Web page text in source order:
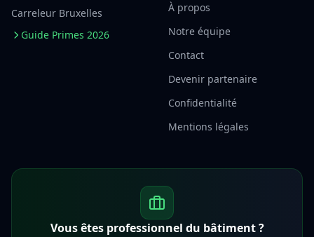
Carreleur Bruxelles
Guide Primes 2026
À propos
Notre équipe
Contact
Devenir partenaire
Confidentialité
Mentions légales
Vous êtes professionnel du bâtiment ?